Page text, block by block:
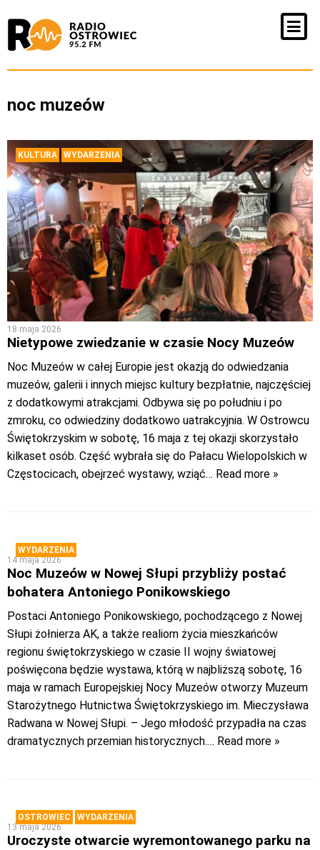
noc muzeów
KULTURA WYDARZENIA
18 maja 2026
Nietypowe zwiedzanie w czasie Nocy Muzeów
Noc Muzeów w całej Europie jest okazją do odwiedzania
muzeów, galerii i innych miejsc kultury bezpłatnie, najczęściej
z dodatkowymi atrakcjami. Odbywa się po południu i po
zmroku, co odwiedziny dodatkowo uatrakcyjnia. W Ostrowcu
Świętokrzyskim w sobotę, 16 maja z tej okazji skorzystało
kilkaset osób. Część wybrała się do Pałacu Wielopolskich w
Częstocicach, obejrzeć wystawy, wziąć… Read more »
WYDARZENIA
14 maja 2026
Noc Muzeów w Nowej Słupi przybliży postać
bohatera Antoniego Ponikowskiego
Postaci Antoniego Ponikowskiego, pochodzącego z Nowej
Słupi żołnierza AK, a także realiom życia mieszkańców
regionu świętokrzyskiego w czasie II wojny światowej
poświęcona będzie wystawa, którą w najbliższą sobotę, 16
maja w ramach Europejskiej Nocy Muzeów otworzy Muzeum
Starożytnego Hutnictwa Świętokrzyskiego im. Mieczysława
Radwana w Nowej Słupi. – Jego młodość przypadła na czas
dramatycznych przemian historycznych.… Read more »
OSTROWIEC
WYDARZENIA
13 maja 2026
Uroczyste otwarcie wyremontowanego parku na